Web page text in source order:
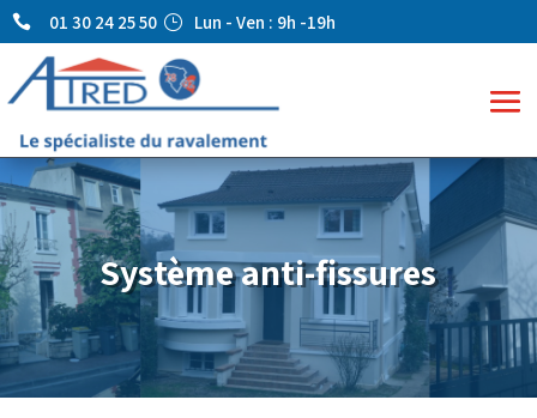
 01 30 24 25 50 } Lun - Ven : 9h -19h
Système anti-fissures